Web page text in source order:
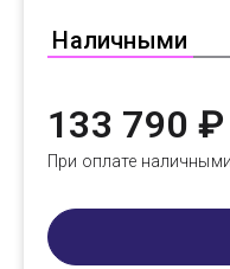
Наличными
133 790 ₽
При оплате